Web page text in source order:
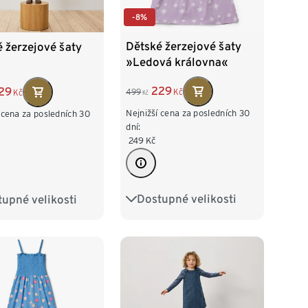
žerzejové šaty
Kč
za posledních 30
velikosti
98/104
-8%
Dětské žerzejové šaty
»Ledová královna«
499 Kč 229 Kč
Nejnižší cena za posledních 30
dní:
249 Kč
Dostupné velikosti
86/92 98/104